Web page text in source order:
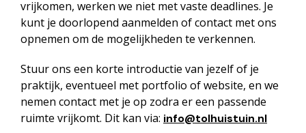
vrijkomen, werken we niet met vaste deadlines. Je
kunt je doorlopend aanmelden of contact met ons
opnemen om de mogelijkheden te verkennen.
Stuur ons een korte introductie van jezelf of je
praktijk, eventueel met portfolio of website, en we
nemen contact met je op zodra er een passende
ruimte vrijkomt. Dit kan via: info@tolhuistuin.nl